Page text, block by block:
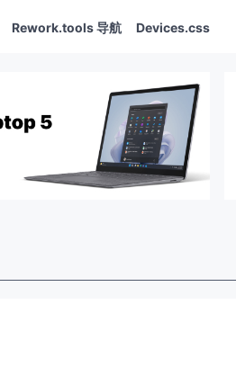
Rework.tools 导航 Devices.css